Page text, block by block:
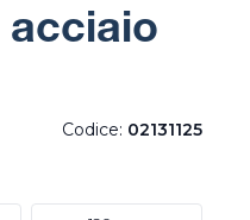
acciaio
Codice: 02131125